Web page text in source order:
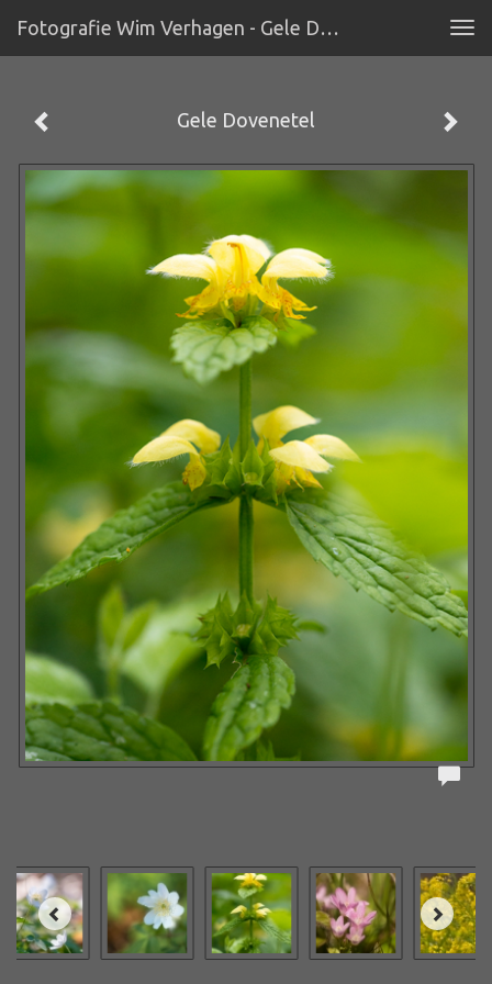
Fotografie Wim Verhagen - Gele Dovenetel
Gele Dovenetel